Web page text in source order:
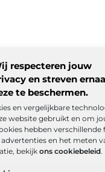
respecteren jouw
en streven
te beschermen.
en vergelijkbare
website gebruikt en om
hebben verschillende
en het meten
bekijk ons cookiebeleid.